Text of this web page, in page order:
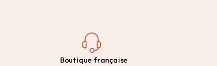
Boutique française